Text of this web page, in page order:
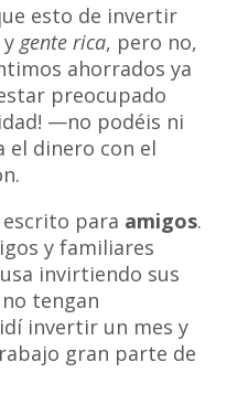
esto de invertir
ygente rica, pero no,
ahorrados ya
preocupado
—no podéis ni
el dinero con el
escrito para amigos.
y familiares
invirtiendo sus
tengan
invertir un mes y
gran parte de